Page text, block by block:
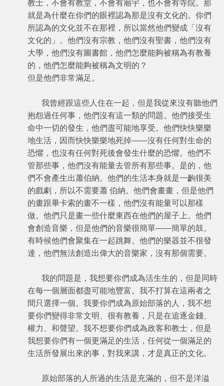
教士，不會有教堂，不會有廟宇，也不會有寺院。那
就是為什麼在你們的眼裡認為那是沒有文化的。你們
所認為的文化並不在那裡，所以當然他們變成「沒有
文化的」。他們沒有宗教，他們沒有聖書，他們沒有
大學，他們沒有圖書館，他們怎麼能夠被稱為有教養
的，他們怎麼能夠被稱為文明的？
但是他們非常滿足。
我曾經跟這些人住在一起，但是我從來沒有聽他們
抱怨過任何事，他們沒有這一類的問題。他們接受生
命中一切的發生，他們盡可能地享受。他們快快樂樂
地生活，因而快快樂樂地死掉——沒有任何對生命的
恐懼，也沒有任何對死後會發生什麼的恐懼。他們不
管那些事，他們沒有能量去管所有那些事。是的，他
們不會產生出蕭伯納。他們的生活本身就是一齣很美
的戲劇，所以不需要蕭 伯納。他們會畫畫，但是他們
的畫跟畢卡索的畫不一樣，他們沒有能量可以那樣
做。他們只是畫一些什麼東西在他們的屋子上。他們
會創造音樂，但是他們的音樂很簡單——簡單的鼓。
有時候他們會聚集在一起跳舞。他們的樂器並不很發
達，他們無法創造出偉大的音樂家，沒有那個需要。
我的問題是，我想要你們成為活生生的，但是同時
在每一個層面都盡可能地豐富。我不打算在這兩者之
間只選擇一個。我要你們成為原始部落的人，我不想
要你們變得非常文明、很有教養，只是在追逐金錢、
權力、和聲望。我不想要你們成為政客和教士，但是
我想要你們有一個更滿足的生活，任何從一個滿足的
生活所發展出來的事，對我來講，才是真正的文化。
原始部落的人所過的生活是充滿的，但不是洋溢